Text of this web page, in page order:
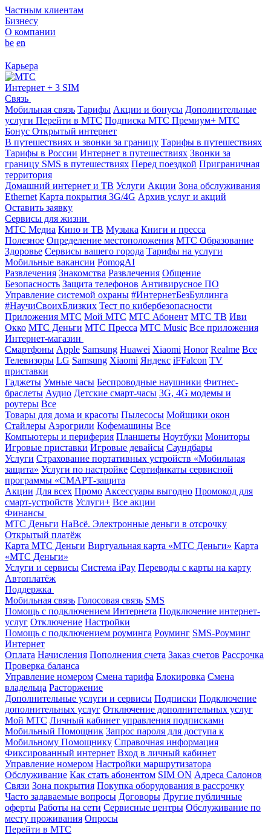
Частным клиентам
Бизнесу
О компании
be en
Карьера
Интернет + 3 SIM
Связь
Мобильная связь Тарифы Акции и бонусы Дополнительные
услуги Перейти в МТС Подписка МТС Премиум+ МТС
Бонус Открытый интернет
В путешествиях и звонки за границу Тарифы в путешествиях
Тарифы в России Интернет в путешествиях Звонки за
границу SMS в путешествиях Перед поездкой Приграничная
территория
Домашний интернет и ТВ Услуги Акции Зона обслуживания
Ethernet Карта покрытия 3G/4G Архив услуг и акций
Оставить заявку
Сервисы для жизни
МТС Медиа Кино и ТВ Музыка Книги и пресса
Полезное Определение местоположения МТС Образование
Здоровье Сервисы вашего города Тарифы на услуги
Мобильные вакансии PomogAI
Развлечения Знакомства Развлечения Общение
Безопасность Защита телефонов Антивирусное ПО
Управление системой охраны #ИнтернетБезБуллинга
#НаучиСвоихБлизких Тест по кибербезопасности
Приложения МТС Мой МТС МТС Абонент МТС ТВ Иви
Окко МТС Деньги МТС Пресса МТС Music Все приложения
Интернет-магазин
Смартфоны Apple Samsung Huawei Xiaomi Honor Realme Все
Телевизоры LG Samsung Xiaomi Яндекс iFFalcon TV
приставки
Гаджеты Умные часы Беспроводные наушники Фитнес-
браслеты Аудио Детские смарт-часы 3G, 4G модемы и
роутеры Все
Товары для дома и красоты Пылесосы Мойщики окон
Стайлеры Аэрогрили Кофемашины Все
Компьютеры и периферия Планшеты Ноутбуки Мониторы
Игровые приставки Игровые девайсы Саундбары
Услуги Страхование портативных устройств «Мобильная
защита» Услуги по настройке Сертификаты сервисной
программы «СМАРТ-защита
Акции Для всех Промо Аксессуары выгодно Промокод для
смарт-устройств Услуги+ Все акции
Финансы
МТС Деньги НаВсё. Электронные деньги в отсрочку
Открытый платёж
Карта МТС Деньги Виртуальная карта «МТС Деньги» Карта
«МТС Деньги»
Услуги и сервисы Система iPay Переводы с карты на карту
Автоплатёж
Поддержка
Мобильная связь Голосовая связь SMS
Помощь с подключением Интернета Подключение интернет-
услуг Отключение Настройки
Помощь с подключением роуминга Роуминг SMS-Роуминг
Интернет
Оплата Начисления Пополнения счета Заказ счетов Рассрочка
Проверка баланса
Управление номером Смена тарифа Блокировка Смена
владельца Расторжение
Дополнительные услуги и сервисы Подписки Подключение
дополнительных услуг Отключение дополнительных услуг
Мой МТС Личный кабинет управления подписками
Мобильный Помощник Запрос пароля для доступа к
Мобильному Помощнику Справочная информация
Фиксированный интернет Вход в личный кабинет
Управление номером Настройки маршрутизатора
Обслуживание Как стать абонентом SIM ON Адреса Салонов
Связи Зона покрытия Покупка оборудования в рассрочку
Часто задаваемые вопросы Договоры Другие публичные
оферты Работы на сети Сервисные центры Обслуживание по
месту проживания Опросы
Перейти в МТС